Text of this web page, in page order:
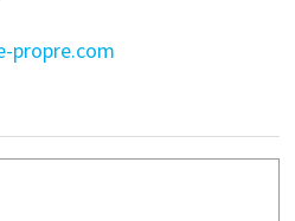
propre.com